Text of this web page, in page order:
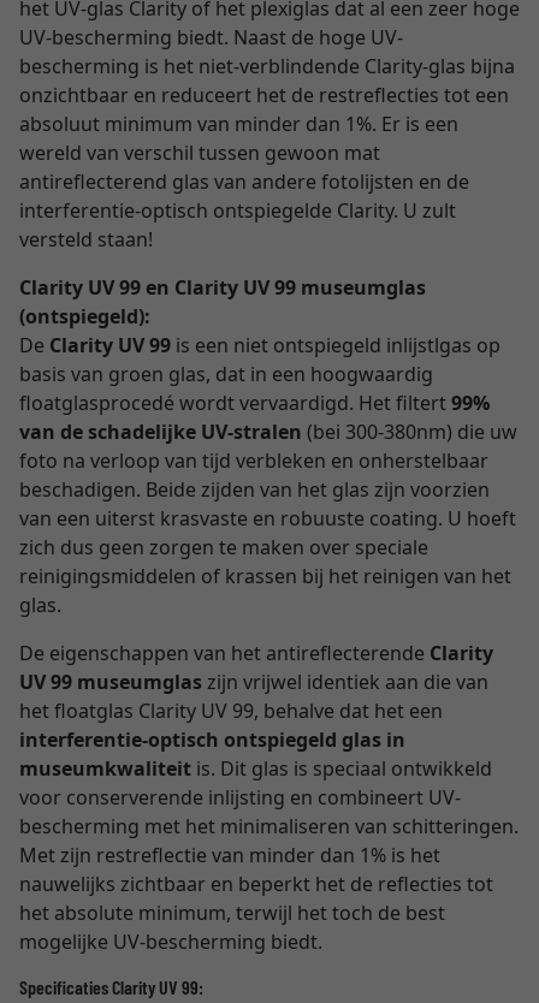
het UV-glas Clarity of het plexiglas dat al een zeer hoge
UV-bescherming biedt. Naast de hoge UV-
bescherming is het niet-verblindende Clarity-glas bijna
onzichtbaar en reduceert het de restreflecties tot een
absoluut minimum van minder dan 1%. Er is een
wereld van verschil tussen gewoon mat
antireflecterend glas van andere fotolijsten en de
interferentie-optisch ontspiegelde Clarity. U zult
versteld staan!
Clarity UV 99 en Clarity UV 99 museumglas
(ontspiegeld):
De Clarity UV 99 is een niet ontspiegeld inlijstlgas op
basis van groen glas, dat in een hoogwaardig
floatglasprocedé wordt vervaardigd. Het filtert99%
van de schadelijke UV-stralen (bei 300-380nm) die uw
foto na verloop van tijd verbleken en onherstelbaar
beschadigen. Beide zijden van het glas zijn voorzien
van een uiterst krasvaste en robuuste coating. U hoeft
zich dus geen zorgen te maken over speciale
reinigingsmiddelen of krassen bij het reinigen van het
glas.
De eigenschappen van het antireflecterende Clarity
UV 99 museumglaszijn vrijwel identiek aan die van
het floatglas Clarity UV 99, behalve dat het een
interferentie-optisch ontspiegeld glas in
museumkwaliteit is. Dit glas is speciaal ontwikkeld
voor conserverende inlijsting en combineert UV-
bescherming met het minimaliseren van schitteringen.
Met zijn restreflectie van minder dan 1% is het
nauwelijks zichtbaar en beperkt het de reflecties tot
het absolute minimum, terwijl het toch de best
mogelijke UV-bescherming biedt.
Specificaties Clarity UV 99: